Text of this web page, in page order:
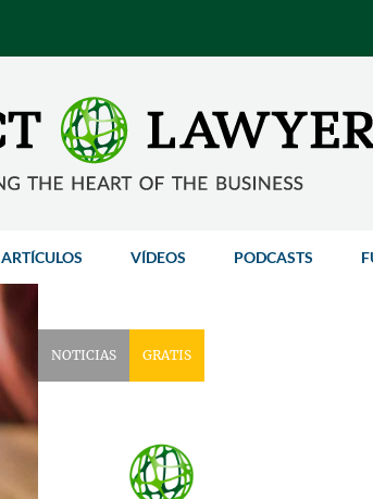
ARTÍCULOS VÍDEOS PODCASTS
NOTICIAS GRATIS